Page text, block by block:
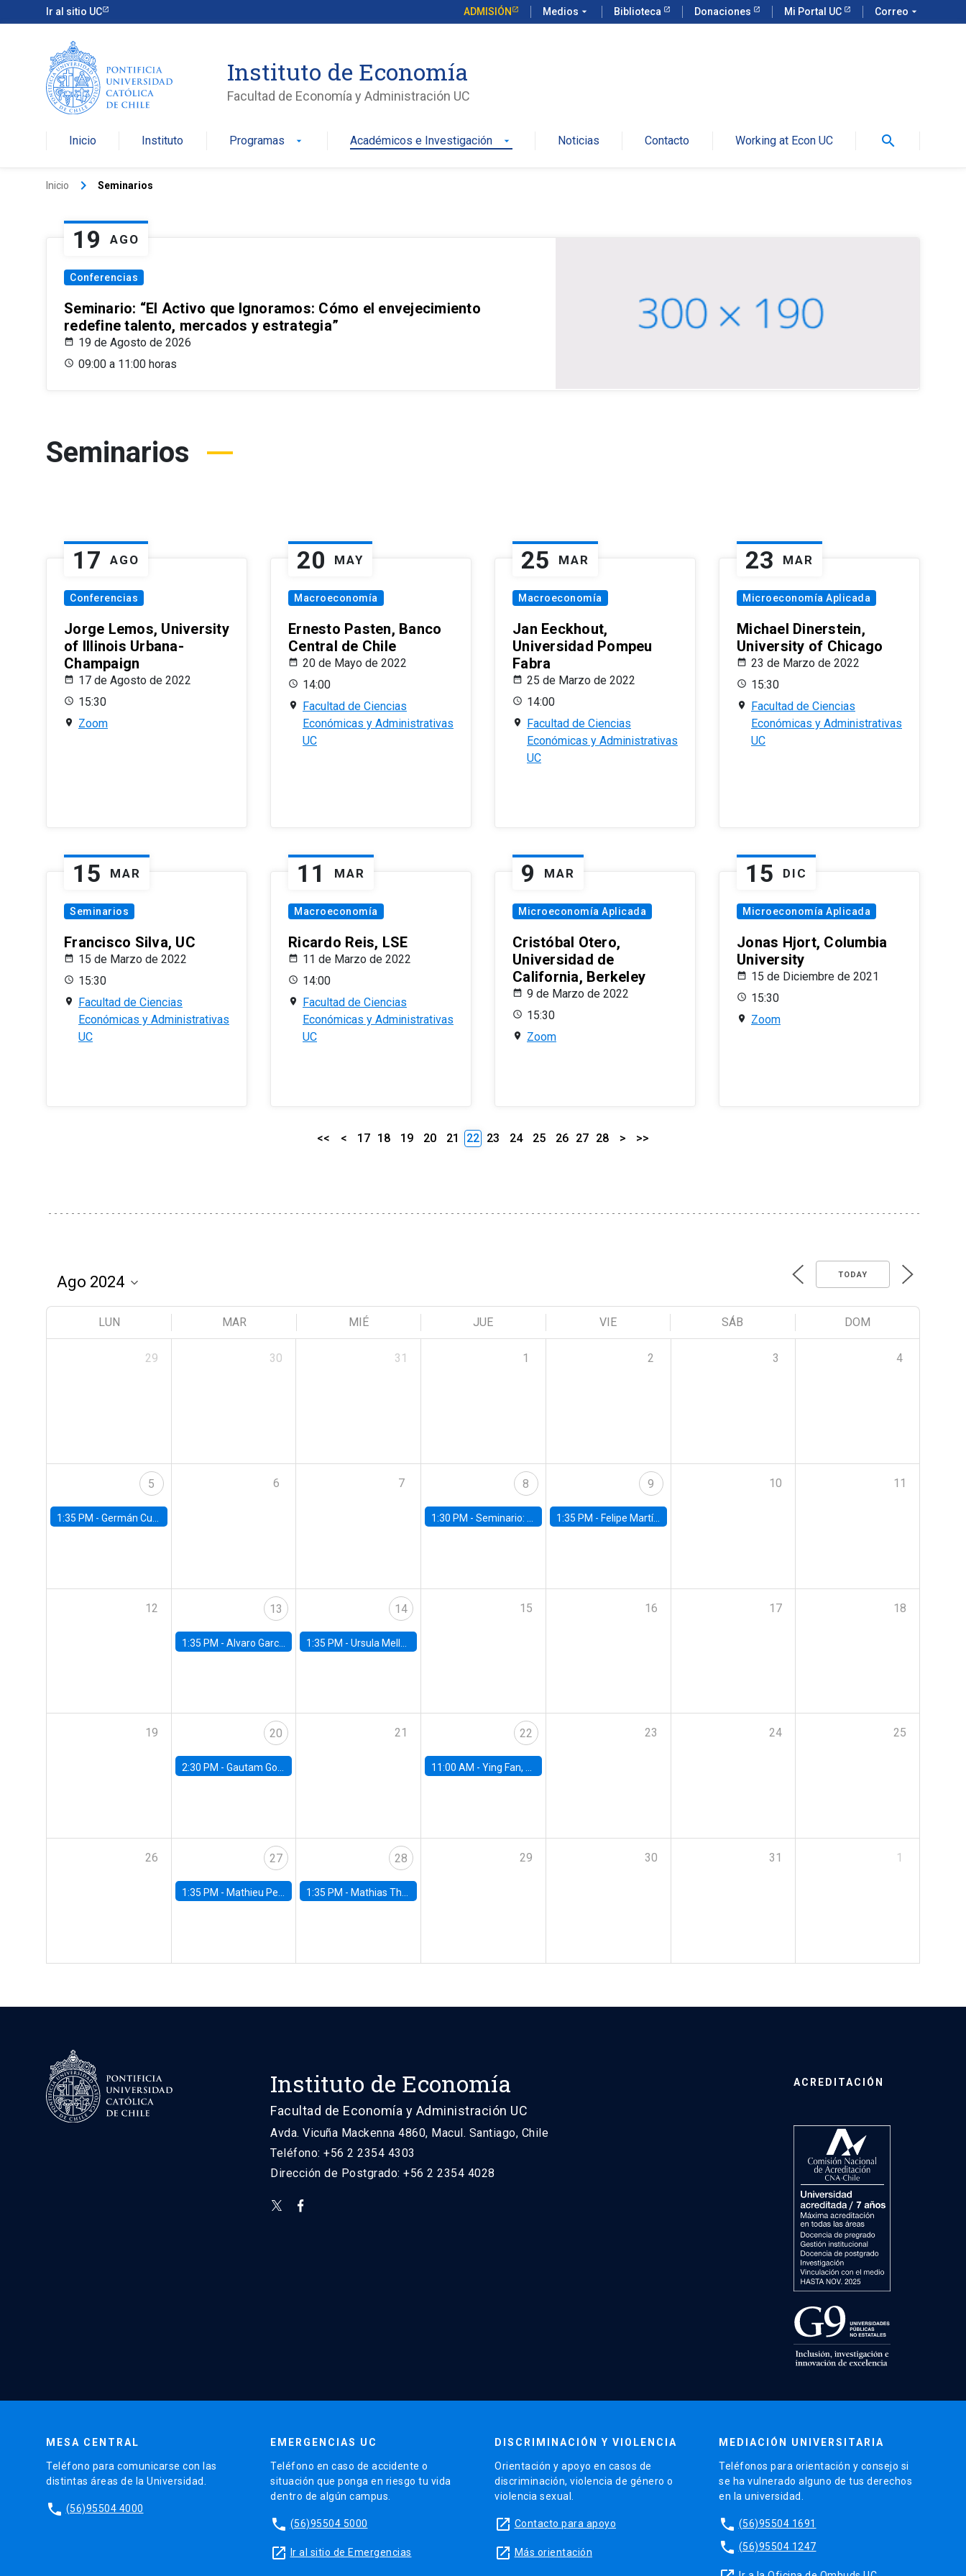
Ir al sitio UC ADMISIÓN Medios arrow_drop_down Biblioteca Donaciones Mi Portal UC Correo arrow_drop_down
Instituto de Economía
Facultad de Economía y Administración UC
Inicio Instituto Programas arrow_drop_down Académicos e Investigación arrow_drop_down Noticias Contacto Working at Econ UC search
Inicio keyboard_arrow_right Seminarios
19 AGO
Conferencias
Seminario: “El Activo que Ignoramos: Cómo el envejecimiento
redefine talento, mercados y estrategia”
19 de Agosto de 2026
09:00 a 11:00 horas
Seminarios
17 AGO
Conferencias
Jorge Lemos, University
of Illinois Urbana-
Champaign
17 de Agosto de 2022
15:30
Zoom
20 MAY
Macroeconomía
Ernesto Pasten, Banco
Central de Chile
20 de Mayo de 2022
14:00
Facultad de Ciencias
Económicas y Administrativas
UC
25 MAR
Macroeconomía
Jan Eeckhout,
Universidad Pompeu
Fabra
25 de Marzo de 2022
14:00
Facultad de Ciencias
Económicas y Administrativas
UC
23 MAR
Microeconomía Aplicada
Michael Dinerstein,
University of Chicago
23 de Marzo de 2022
15:30
Facultad de Ciencias
Económicas y Administrativas
UC
15 MAR
Seminarios
Francisco Silva, UC
15 de Marzo de 2022
15:30
Facultad de Ciencias
Económicas y Administrativas
UC
11 MAR
Macroeconomía
Ricardo Reis, LSE
11 de Marzo de 2022
14:00
Facultad de Ciencias
Económicas y Administrativas
UC
9 MAR
Microeconomía Aplicada
Cristóbal Otero,
Universidad de
California, Berkeley
9 de Marzo de 2022
15:30
Zoom
15 DIC
Microeconomía Aplicada
Jonas Hjort, Columbia
University
15 de Diciembre de 2021
15:30
Zoom
<< < 17 18 19 20 21 22 23 24 25 26 27 28 > >>
TODAY
LUN MAR MIÉ JUE VIE SÁB DOM
29 30 31 1 2 3 4
5
1:35 PM - Germán Cubas, University of Houston
6 7 8
1:30 PM -Seminario: “Recuperando la humanidad para progresar en la era de la IA»
9
1:35 PM - Felipe Martínez, alumno Doctorado en Economía UC
10 11
12 13
1:35 PM - Alvaro Garcia-Marin, Universidad de Los Andes
14
1:35 PM -Ursula Mello, Insper - Institute of Education and Research
15 16 17 18
19 20
2:30 PM - Gautam Gowrisankaran, Columbia University
21 22
11:00 AM -Ying Fan, University of Michigan
23 24 25
26 27
1:35 PM - Mathieu Pedemonte, IDB
28
1:35 PM - Mathias Thoenig, University of Lausanne
29 30 31 1
Instituto de Economía
Facultad de Economía y Administración UC
Avda. Vicuña Mackenna 4860, Macul. Santiago, Chile
Teléfono: +56 2 2354 4303
Dirección de Postgrado: +56 2 2354 4028
ACREDITACIÓN
MESA CENTRAL
Teléfono para comunicarse con las
distintas áreas de la Universidad.
phone (56)95504 4000
EMERGENCIAS UC
Teléfono en caso de accidente o
situación que ponga en riesgo tu vida
dentro de algún campus.
phone (56)95504 5000
launch Ir al sitio de Emergencias
DISCRIMINACIÓN Y VIOLENCIA
Orientación y apoyo en casos de
discriminación, violencia de género o
violencia sexual.
launch Contacto para apoyo
launch Más orientación
MEDIACIÓN UNIVERSITARIA
Teléfonos para orientación y consejo si
se ha vulnerado alguno de tus derechos
en la universidad.
phone (56)95504 1691
phone (56)95504 1247